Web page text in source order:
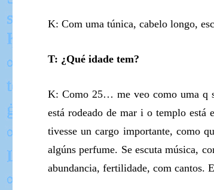
K: Com uma túnica, cabelo longo,
T: ¿Qué idade tem?
K: Como 25… me veo como uma q
está rodeado de mar i o templo
tivesse un cargo importante, como
algúns perfume. Se escuta música,
abundancia, fertilidade, com cantos.